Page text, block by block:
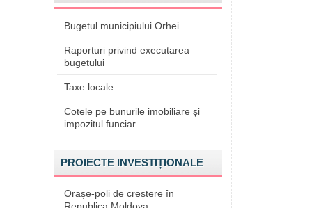
Bugetul municipiului Orhei
Raporturi privind executarea
bugetului
Taxe locale
Cotele pe bunurile imobiliare și
impozitul funciar
PROIECTE INVESTIȚIONALE
Orașe-poli de creștere în